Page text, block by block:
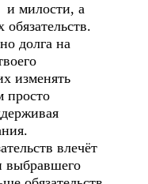
и милости, а
долга на
изменять
просто
влечёт
выбравшего